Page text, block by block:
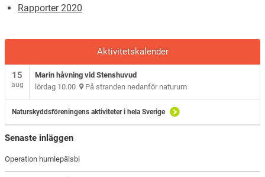
Rapporter 2020
Aktivitetskalender
15
aug
Marin håvning vid Stenshuvud
lördag 10.00 På stranden nedanför naturum
Naturskyddsföreningens aktiviteter i hela Sverige
Senaste inläggen
Operation humlepälsbi